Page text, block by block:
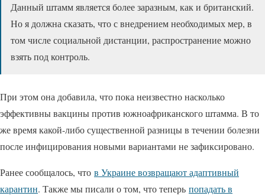
Данный штамм является более заразным, как и британский.
Но я должна сказать, что с внедрением необходимых мер, в
том числе социальной дистанции, распространение можно
взять под контроль.
При этом она добавила, что пока неизвестно насколько
эффективны вакцины против южноафриканского штамма. В то
же время какой-либо существенной разницы в течении болезни
после инфицирования новыми вариантами не зафиксировано.
Ранее сообщалось, что в Украине возвращают адаптивный
карантин. Также мы писали о том, что теперь попадать в